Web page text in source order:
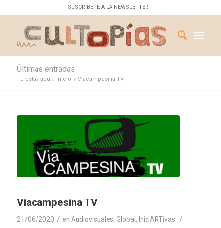
SUSCRÍBETE A LA NEWSLETTER
Últimas entradas
Tú estás aquí: Inicio / Víacampesina TV
Víacampesina TV
21/06/2020 / en Audiovisuales, Global , IniciARTivas /